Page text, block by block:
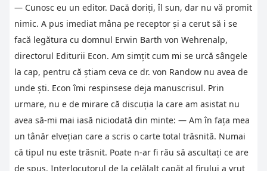
— Cunosc eu un editor. Dacă doriţi, îl sun, dar nu vă promit
nimic. A pus imediat mâna pe receptor şi a cerut să i se
facă legătura cu domnul Erwin Barth von Wehrenalp,
directorul Editurii Econ. Am simţit cum mi se urcă sângele
la cap, pentru că ştiam ceva ce dr. von Randow nu avea de
unde şti. Econ îmi respinsese deja manuscrisul. Prin
urmare, nu e de mirare că discuţia la care am asistat nu
avea să-mi mai iasă niciodată din minte: — Am în faţa mea
un tânăr elveţian care a scris o carte total trăsnită. Numai
că tipul nu este trăsnit. Poate n-ar fi rău să ascultaţi ce are
de spus. Interlocutorul de la celălalt capăt al firului a vrut